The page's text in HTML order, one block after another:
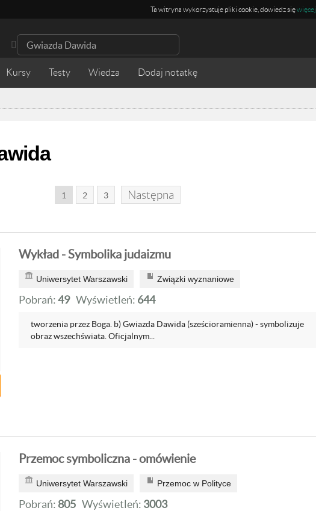
Ta witryna wykorzystuje pliki cookie, dowiedz sięwięcej
Kursy Testy Wiedza
1 2 3 Następna
Wykład - Symbolika judaizmu
Uniwersytet Warszawski Związki wyznaniowe
Pobrań:49 Wyświetleń: 644
tworzenia przez Boga. b) Gwiazda Dawida (sześcioramienna) - symbolizuje
obraz wszechświata. Oficjalnym...
Przemoc symboliczna - omówienie
Uniwersytet Warszawski Przemoc w Polityce
Pobrań: 805 Wyświetleń: 3003